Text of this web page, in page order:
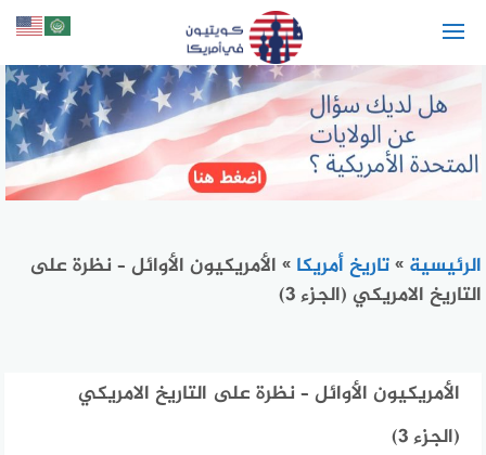
الرئيسية »تاريخ أمريكا » الأمريكيون الأوائل – نظرة على
التاريخ الامريكي (الجزء 3)
الأمريكيون الأوائل – نظرة على التاريخ الامريكي
(الجزء 3)